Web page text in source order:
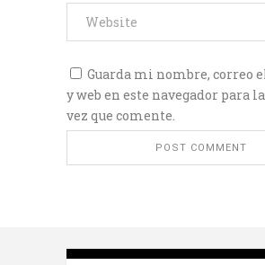
Guarda mi nombre, correo
y web en este navegador para
vez que comente.